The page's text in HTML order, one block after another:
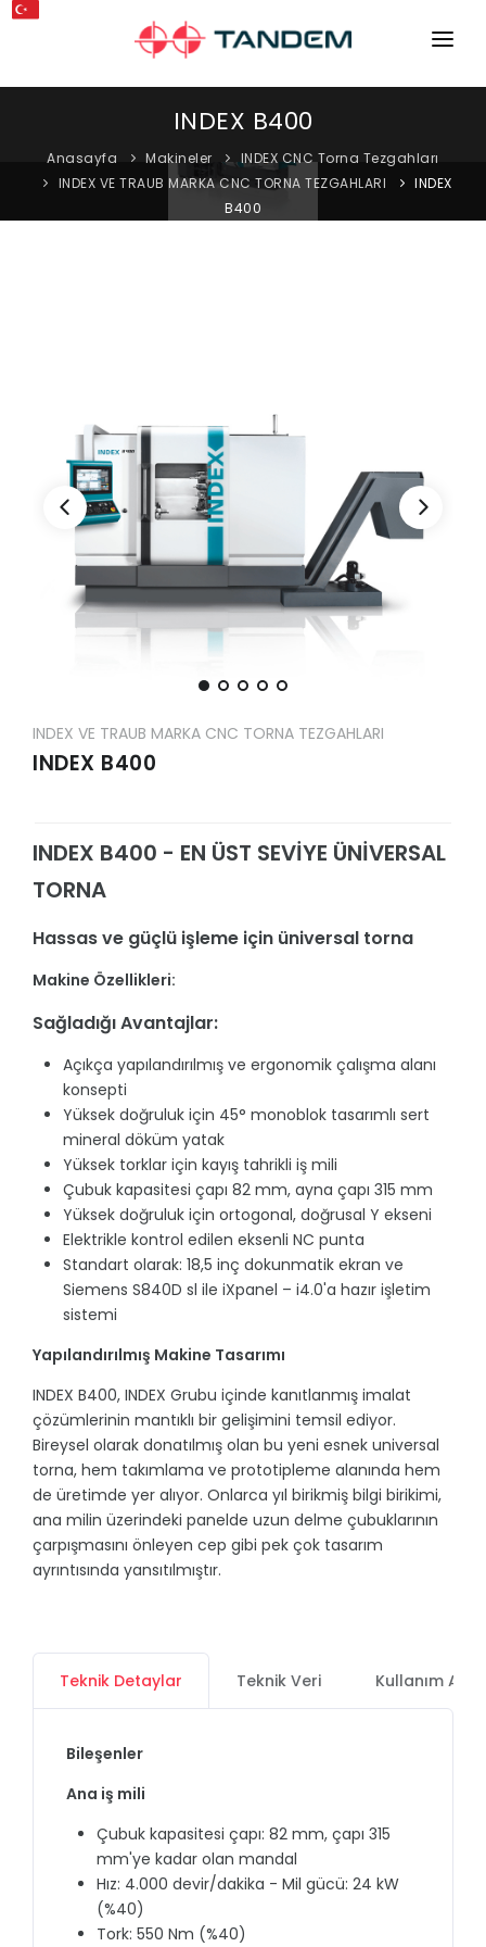
ANA SAYFA
MAKINELER
İLETIŞIM
SERVIS
INDEX B400
Anasayfa Makineler
INDEX CNC Torna Tezgahları
INDEX VE TRAUB MARKA CNC TORNA TEZGAHLARI
INDEX
B400
INDEX VE TRAUB MARKA CNC TORNA TEZGAHLARI
INDEX B400
INDEX B400 - EN ÜST SEVİYE ÜNİVERSAL
TORNA
Hassas ve güçlü işleme için üniversal torna
Makine Özellikleri:
Sağladığı Avantajlar:
Açıkça yapılandırılmış ve ergonomik çalışma alanı
konsepti
Yüksek doğruluk için 45° monoblok tasarımlı sert
mineral döküm yatak
Yüksek torklar için kayış tahrikli iş mili
Çubuk kapasitesi çapı 82 mm, ayna çapı 315 mm
Yüksek doğruluk için ortogonal, doğrusal Y ekseni
Elektrikle kontrol edilen eksenli NC punta
Standart olarak: 18,5 inç dokunmatik ekran ve
Siemens S840D sl ile iXpanel – i4.0'a hazır işletim
sistemi
Yapılandırılmış Makine Tasarımı
INDEX B400, INDEX Grubu içinde kanıtlanmış imalat
çözümlerinin mantıklı bir gelişimini temsil ediyor.
Bireysel olarak donatılmış olan bu yeni esnek universal
torna, hem takımlama ve prototipleme alanında hem
de üretimde yer alıyor. Onlarca yıl birikmiş bilgi birikimi,
ana milin üzerindeki panelde uzun delme çubuklarının
çarpışmasını önleyen cep gibi pek çok tasarım
ayrıntısında yansıtılmıştır.
Teknik Detaylar Teknik Veri Kullanım
Bileşenler
Ana iş mili
Çubuk kapasitesi çapı: 82 mm, çapı 315
mm'ye kadar olan mandal
Hız: 4.000 devir/dakika - Mil gücü: 24 kW
(%40)
Tork: 550 Nm (%40)